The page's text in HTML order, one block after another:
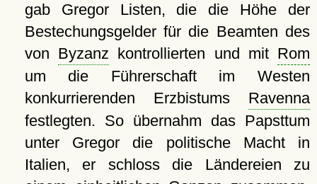
gab Gregor Listen, die die Höhe der
Bestechungsgelder für die Beamten des
von Byzanz kontrollierten und mit Rom
um die Führerschaft im Westen
konkurrierenden Erzbistums Ravenna
festlegten. So übernahm das Papsttum
unter Gregor die politische Macht in
Italien, er schloss die Ländereien zu